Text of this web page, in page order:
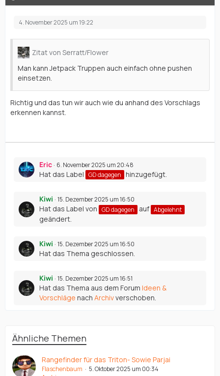
4. November 2025 um 19:22
Zitat von Serratt/Flower
Man kann Jetpack Truppen auch einfach ohne pushen
einsetzen.
Richtig und das tun wir auch wie du anhand des Vorschlags
erkennen kannst.
Eric 6. November 2025 um 20:48
Hat das Label GD dagegen hinzugefügt.
Kiwi 15. Dezember 2025 um 16:50
Hat das Label von GD dagegen auf Abgelehnt
geändert.
Kiwi 15. Dezember 2025 um 16:50
Hat das Thema geschlossen.
Kiwi 15. Dezember 2025 um 16:51
Hat das Thema aus dem Forum Ideen &
Vorschläge nach Archivverschoben.
Ähnliche Themen
Rangefinder für das Triton- Sowie Parjai
Flaschenbaum
5. Oktober 2025 um 00:34